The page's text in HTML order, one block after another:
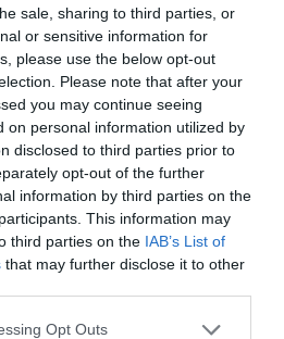
sale, sharing to third parties, or
or sensitive information for
please use the below opt-out
Please note that after your
you may continue seeing
on personal information utilized by
disclosed to third parties prior to
opt-out of the further
information by third parties on the
This information may
third parties on the IAB’s List of
that may further disclose it to other
Opt Outs
σε επικοινωνία με τους
κάνουν λόγο για
σε τίποτα από
… επιφάνεια της γης.
όλων των ηλικιών που
Άλλοι έμπλεξαν με
κάποιο σοκ που
αλλοι είναι βετεράνοι
μετατραυματικό στρες.
προκαλεί το γεγονός